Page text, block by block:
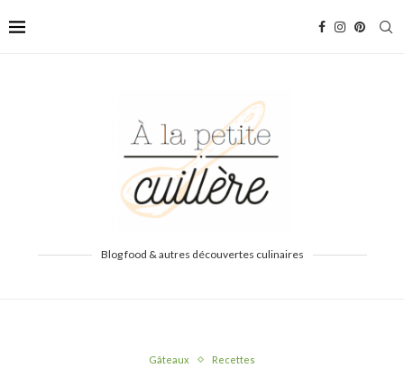
Blog food & autres découvertes culinaires
Gâteaux Recettes